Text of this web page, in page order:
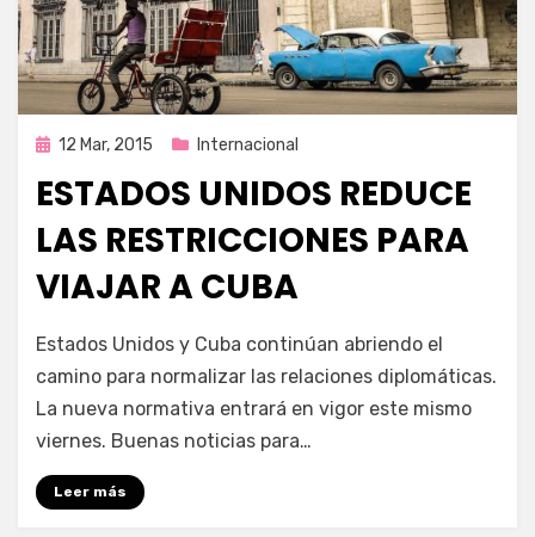
Publicada
12 Mar, 2015 Internacional
ESTADOS UNIDOS REDUCE
LAS RESTRICCIONES PARA
VIAJAR A CUBA
por Enrique
Estados Unidos y Cuba continúan abriendo el
camino para normalizar las relaciones diplomáticas.
La nueva normativa entrará en vigor este mismo
viernes. Buenas noticias para…
Leer más